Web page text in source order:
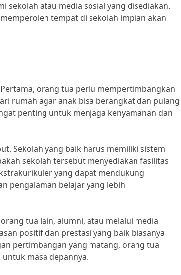
sekolah atau media sosial yang disediakan.
tempat di sekolah impian akan
orang tua perlu mempertimbangkan
rumah agar anak bisa berangkat dan pulang
penting untuk menjaga kenyamanan dan
Sekolah yang baik harus memiliki sistem
sekolah tersebut menyediakan fasilitas
yang dapat mendukung
pengalaman belajar yang lebih
tua lain, alumni, atau melalui media
positif dan prestasi yang baik biasanya
pertimbangan yang matang, orang tua
masa depannya.